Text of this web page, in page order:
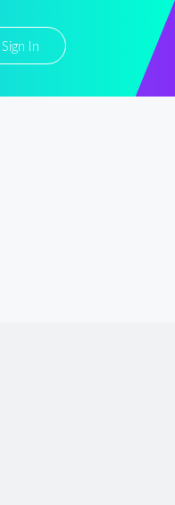
Sign In